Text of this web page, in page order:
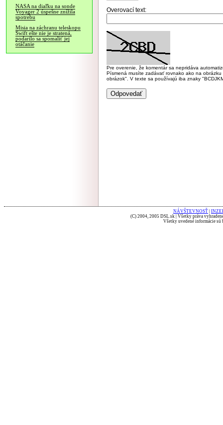
NASA na diaľku na sonde
Voyager 2 úspešne znížila
spotrebu
Misia na záchranu teleskopu
Swift ešte nie je stratená,
podarilo sa spomaliť jej
otáčanie
Overovací text:
Pre overenie, že komentár sa nepridáva
Písmená musíte zadávať rovnako ako na
obrázok". V texte sa používajú iba znaky
NÁVŠTEVNOSŤ
(C) 2004, 2005 DSL.sk | Všetky práva
Všetky uvedené informácie sú